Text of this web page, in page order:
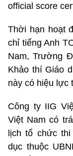
official score
Thời hạn hoạt
chỉ tiếng Anh
Nam, Trường
Khảo thí Giáo
này có hiệu lực
Công ty IIG
Việt Nam có
lịch tổ chức
dục thuộc